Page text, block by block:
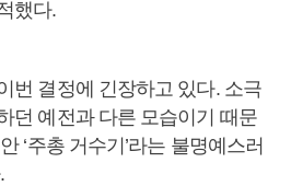
했다.
번 결정에 긴장하고 있다. 소극
던 예전과 다른 모습이기 때문
‘주총 거수기’라는 불명예스러